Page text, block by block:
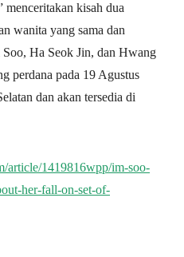
kisah dua
wanita yang sama dan
Ha Seok Jin, dan Hwang
perdana pada 19 Agustus
dan akan tersedia di
article/1419816wpp/im-soo-
her-fall-on-set-of-